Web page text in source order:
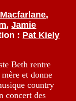
,
,Jamie
: Pat Kiely
Beth rentre
et donne
country
concert des